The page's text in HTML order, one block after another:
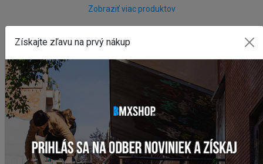
Zobraziť viac produktov
Získajte zľavu na prvý nákup